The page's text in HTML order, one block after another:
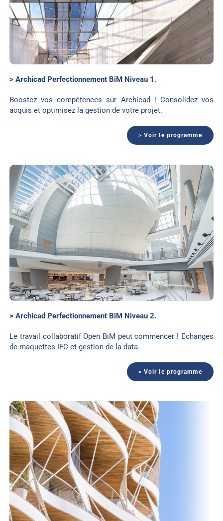
> Archicad Perfectionnement BiM Niveau 1.
Boostez vos compétences sur Archicad ! Consolidez vos
acquis et optimisez la gestion de votre projet.
> Voir le programme
> Archicad Perfectionnement BiM Niveau 2.
Le travail collaboratif Open BiM peut commencer ! Echanges
de maquettes IFC et gestion de la data.
> Voir le programme